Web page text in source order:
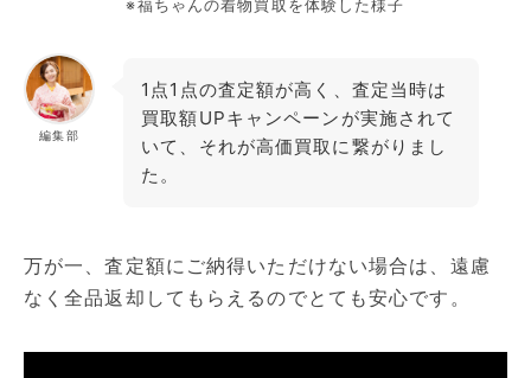
※福ちゃんの着物買取を体験した様子
編集部
1点1点の査定額が高く、査定当時は
買取額UPキャンペーンが実施されて
いて、それが高価買取に繋がりまし
た。
万が一、査定額にご納得いただけない場合は、遠慮
なく全品返却してもらえるのでとても安心です。